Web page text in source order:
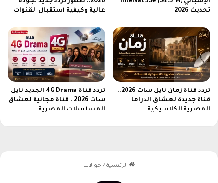
ل
تحديث 2026
عالية وكيفية استقبال القنوات
تردد قناة زمان نايل سات 2026..
قناة جديدة لعشاق الدراما
المصرية الكلاسيكية
تردد قناة 4G Drama الجديد نايل
سات 2026.. قناة مجانية لعشاق
المسلسلات المصرية